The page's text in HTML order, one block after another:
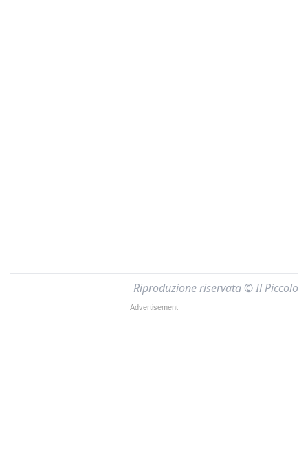
Riproduzione riservata © Il Piccolo